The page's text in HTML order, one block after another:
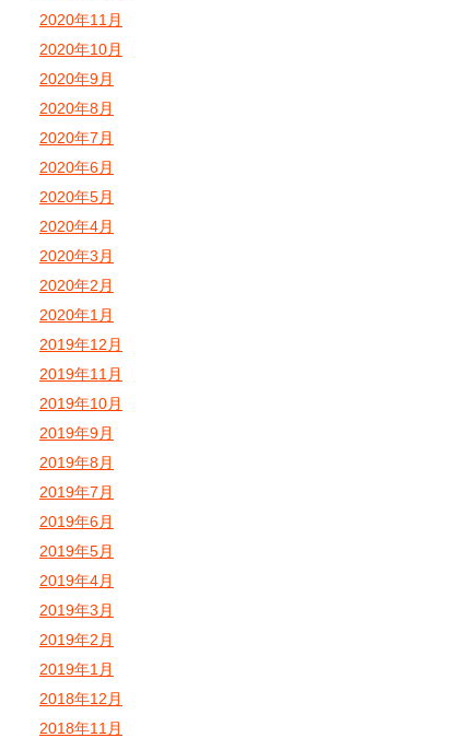
2020年11月
2020年10月
2020年9月
2020年8月
2020年7月
2020年6月
2020年5月
2020年4月
2020年3月
2020年2月
2020年1月
2019年12月
2019年11月
2019年10月
2019年9月
2019年8月
2019年7月
2019年6月
2019年5月
2019年4月
2019年3月
2019年2月
2019年1月
2018年12月
2018年11月